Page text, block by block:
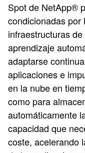
Spot de NetApp®
condicionadas por
infraestructuras
aprendizaje
adaptarse
aplicaciones e
en la nube en
como para
automáticamente
capacidad que
coste, acelerando